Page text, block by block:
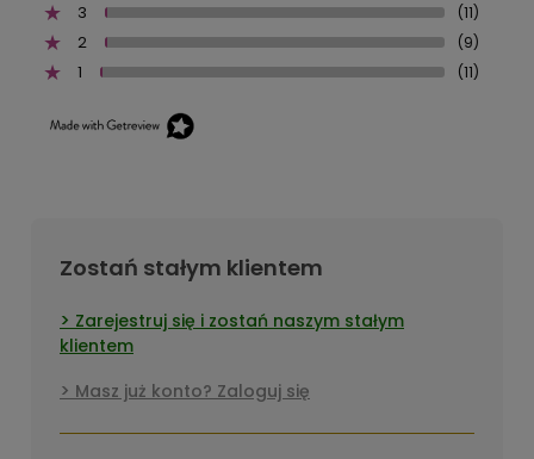
3 (11)
2 (9)
1 (11)
Zostań stałym klientem
Zarejestruj się i zostań naszym stałym
klientem
Masz już konto? Zaloguj się